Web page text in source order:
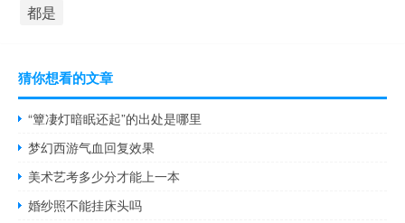
都是
猜你想看的文章
“簟凄灯暗眠还起”的出处是哪里
梦幻西游气血回复效果
美术艺考多少分才能上一本
婚纱照不能挂床头吗